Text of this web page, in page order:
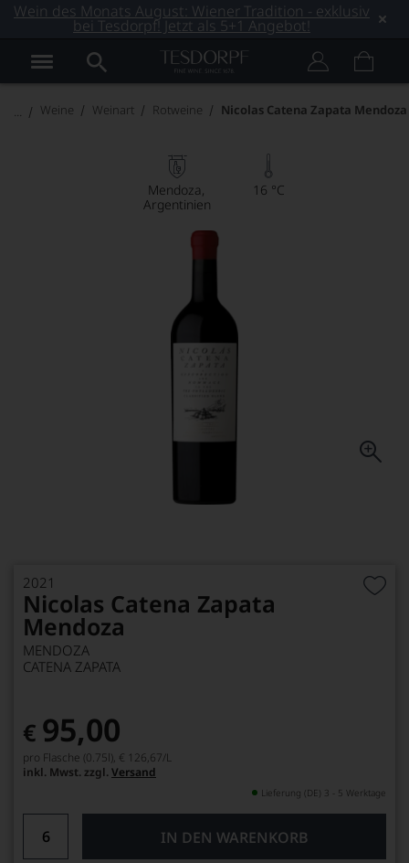
Wein des Monats August: Wiener Tradition - exklusiv
bei Tesdorpf! Jetzt als 5+1 Angebot!
Weine Weinart Rotweine Nicolas Catena Zapata Mendoza
Mendoza
Argentinien
16 °C
2021
Nicolas Catena Zapata
Mendoza
MENDOZA
CATENA ZAPATA
€ 95,00
pro Flasche (0.75l), € 126,67/L
inkl. Mwst. zzgl. Versand
Lieferung (DE) 3 - 5 Werktage
IN DEN WARENKORB